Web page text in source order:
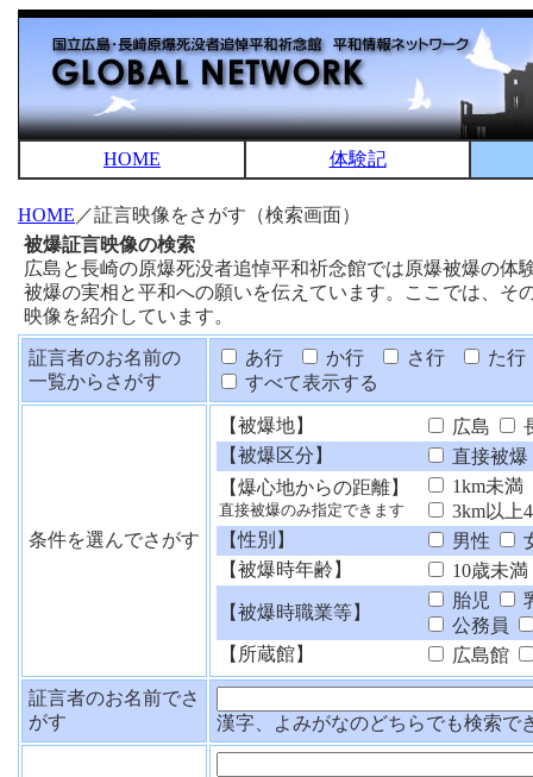
HOME 体験記
HOME ／証言映像をさがす（検索画面）
被爆証言映像の検索
広島と長崎の原爆死没者追悼平和祈念館では原爆被爆の
被爆の実相と平和への願いを伝えています。ここでは、
映像を紹介しています。
証言者のお名前の
一覧からさがす
あ行 か行 さ行
た行
すべて表示する
条件を選んでさがす
【被爆地】 広島
【被爆区分】
直接被爆
【爆心地からの距離】
直接被爆のみ指定できます
1km未満
3km以上
【性別】
男性
【被爆時年齢】
10歳未満
【被爆時職業等】
胎児
公務員
【所蔵館】
広島館
証言者のお名前でさ
がす
漢字、よみがなのどちらでも検索で